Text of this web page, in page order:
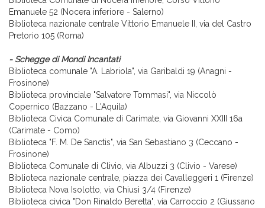
Emanuele 52 (Nocera inferiore - Salerno)
Biblioteca nazionale centrale Vittorio Emanuele II, via del Castro
Pretorio 105 (Roma)
- Schegge di Mondi Incantati
Biblioteca comunale "A. Labriola", via Garibaldi 19 (Anagni -
Frosinone)
Biblioteca provinciale "Salvatore Tommasi", via Niccolò
Copernico (Bazzano -
L'Aquila)
Biblioteca Civica Comunale di Carimate, via Giovanni XXIII 16a
(Carimate - Como)
Biblioteca "F. M. De Sanctis", via San Sebastiano 3 (Ceccano -
Frosinone)
Biblioteca Comunale di Clivio, via Albuzzi 3 (Clivio - Varese)
Biblioteca nazionale centrale, piazza dei Cavalleggeri 1 (Firenze)
Biblioteca Nova Isolotto, via Chiusi 3/4 (Firenze)
Biblioteca civica "Don Rinaldo Beretta", via Carroccio 2 (Giussano